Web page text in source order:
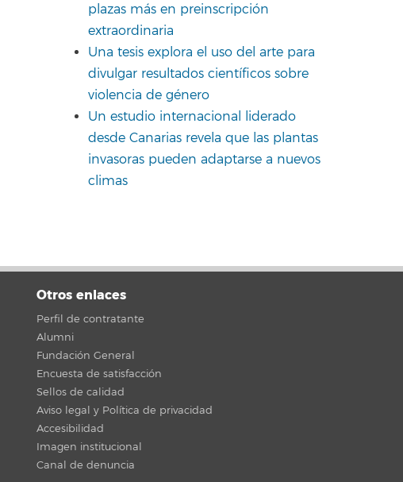
plazas más en preinscripción
extraordinaria
Una tesis explora el uso del arte para
divulgar resultados científicos sobre
violencia de género
Un estudio internacional liderado
desde Canarias revela que las plantas
invasoras pueden adaptarse a nuevos
climas
Otros enlaces
Perfil de contratante
Alumni
Fundación General
Encuesta de satisfacción
Sellos de calidad
Aviso legal y Política de privacidad
Accesibilidad
Imagen institucional
Canal de denuncia